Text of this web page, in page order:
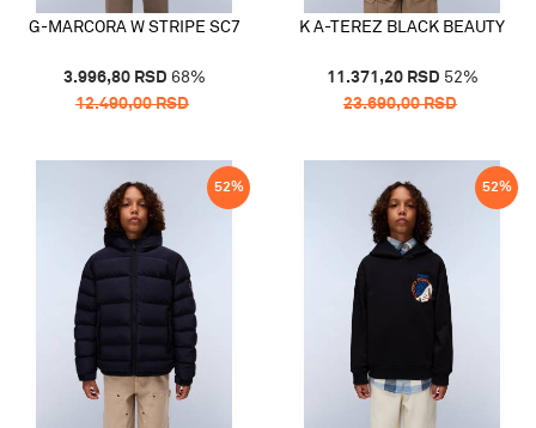
G-MARCORA W STRIPE SC7
3.996,80 RSD 68%
12.490,00RSD
K A-TEREZ BLACK BEAUTY
11.371,20 RSD 52%
23.690,00RSD
52% 52%